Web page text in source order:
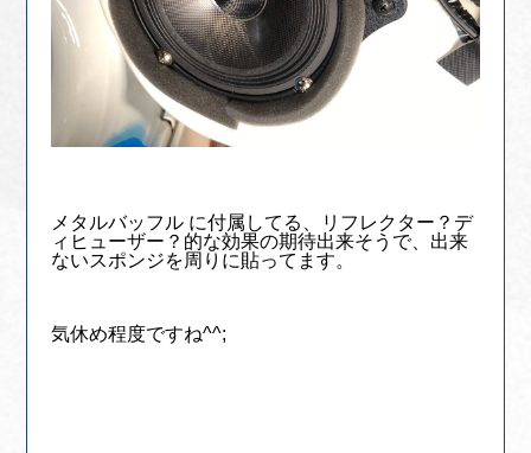
メタルバッフル に付属してる、リフレクター？デ
ィヒューザー？的な効果の期待出来そうで、出来
ないスポンジを周りに貼ってます。
気休め程度ですね^^;